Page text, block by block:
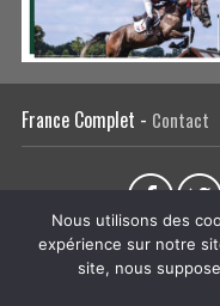
France Complet - Contact
L’association Actualités
Régie publicitaire Plan du
Nous utilisons des
expérience sur notre
site, nous